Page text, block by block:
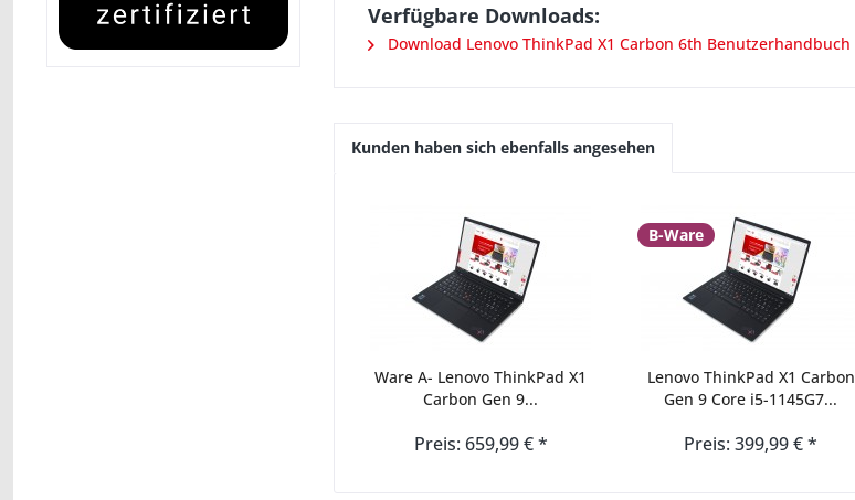
Verfügbare Downloads:
Download Lenovo ThinkPad X1 Carbon 6th Benutzerhandbuch
Kunden haben sich ebenfalls angesehen
Ware A- Lenovo ThinkPad X1
Carbon Gen 9...
Preis: 659,99 € *
B-Ware
Lenovo ThinkPad X1 Carbon
Gen 9 Core i5-1145G7...
Preis: 399,99 € *